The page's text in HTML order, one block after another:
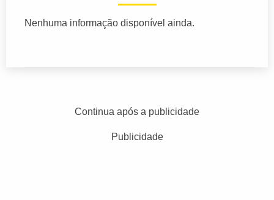
Nenhuma informação disponível ainda.
Continua após a publicidade
Publicidade